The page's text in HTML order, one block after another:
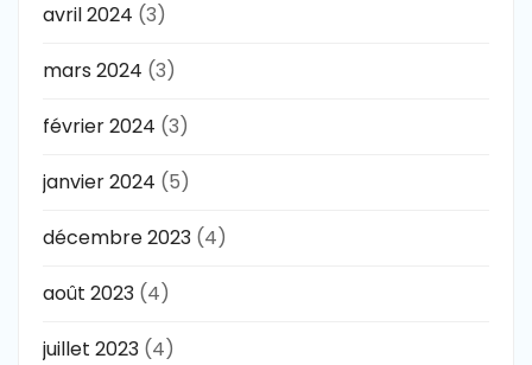
avril 2024 (3)
mars 2024 (3)
février 2024 (3)
janvier 2024 (5)
décembre 2023 (4)
août 2023 (4)
juillet 2023 (4)